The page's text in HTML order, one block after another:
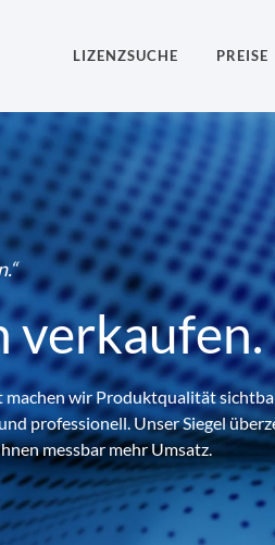
LIZENZSUCHE PREISE
verkaufen.
wir Produktqualität
professionell. Unser Siegel
messbar mehr Umsatz.